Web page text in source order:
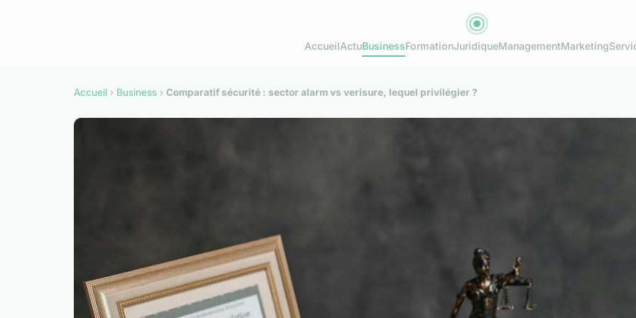
AccueilActuBusinessFormationJuridiqueManagementMarketing
Accueil › Business › Comparatif sécurité : sector alarm vs verisure, lequel privilégier ?